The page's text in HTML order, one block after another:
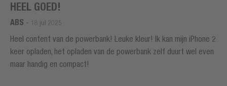
HEEL GOED!
ABS - 18 jul 2025
Heel content van de powerbank! Leuke kleur! Ik kan mijn iPhone 2
keer opladen, het opladen van de powerbank zelf duurt wel even
maar handig en compact!